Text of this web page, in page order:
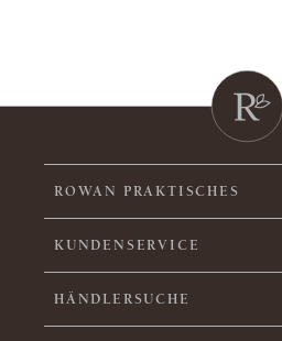
ROWAN PRAKTISCHES
KUNDENSERVICE
HÄNDLERSUCHE